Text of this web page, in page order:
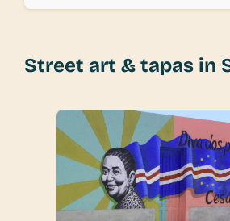
Street art & tapas in